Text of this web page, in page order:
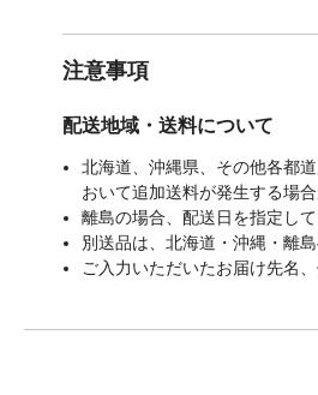
注意事項
配送地域・送料について
北海道、沖縄県、その他各都
おいて追加送料が発生する場合
離島の場合、配送日を指定し
別送品は、北海道・沖縄・離
ご入力いただいたお届け先名